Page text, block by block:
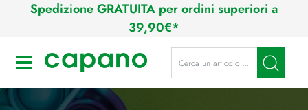
Spedizione GRATUITA per ordini superiori a
39,90€*
Open La modifica di un filtro